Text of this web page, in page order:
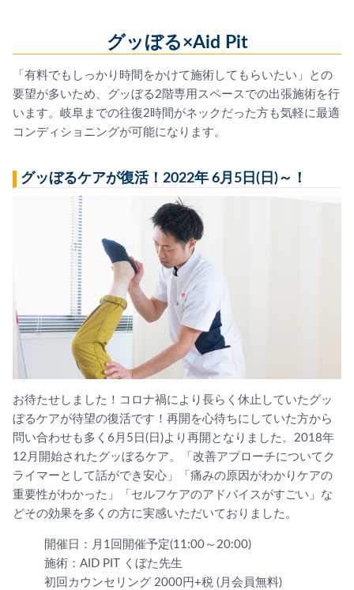
グッぼる×Aid Pit
「有料でもしっかり時間をかけて施術してもらいたい」との
要望が多いため、グッぼる2階専用スペースでの出張施術を行
います。岐阜までの往復2時間がネックだった方も気軽に最適
コンディショニングが可能になります。
グッぼるケアが復活！2022年 6月5日(日)～！
お待たせしました！コロナ禍により長らく休止していたグッ
ぼるケアが待望の復活です！再開を心待ちにしていた方から
問い合わせも多く6月5日(日)より再開となりました。2018年
12月開始されたグッぼるケア。「改善アプローチについてク
ライマーとして話ができ安心」「痛みの原因がわかりケアの
重要性がわかった」「セルフケアのアドバイスがすごい」な
どその効果を多くの方に実感いただいておりました。
開催日：月1回開催予定(11:00～20:00)
施術：AID PIT くぼた先生
初回カウンセリング 2000円+税 (月会員無料)